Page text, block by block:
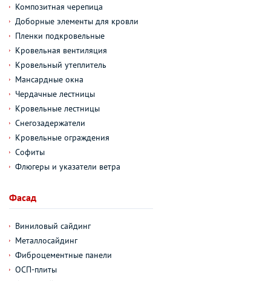
Композитная черепица
Доборные элементы для кровли
Пленки подкровельные
Кровельная вентиляция
Кровельный утеплитель
Мансардные окна
Чердачные лестницы
Кровельные лестницы
Снегозадержатели
Кровельные ограждения
Софиты
Флюгеры и указатели ветра
Фасад
Виниловый сайдинг
Металлосайдинг
Фиброцементные панели
ОСП-плиты